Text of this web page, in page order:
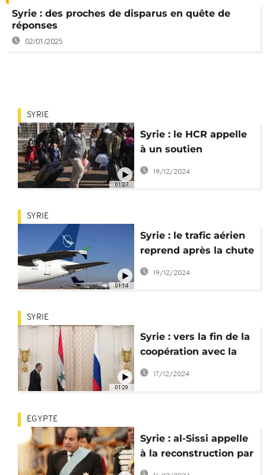
Syrie : des proches de disparus en quête de
réponses
02/01/2025
01:27
SYRIE
Syrie : le HCR appelle
à un soutien
humanitaire après la
chute d'al-Assad
19/12/2024
01:14
SYRIE
Syrie : le trafic aérien
reprend après la chute
de Bachar al-Assad
19/12/2024
01:29
SYRIE
Syrie : vers la fin de la
coopération avec la
Russie ?
17/12/2024
EGYPTE
Syrie : al-Sissi appelle
à la reconstruction par
le peuple